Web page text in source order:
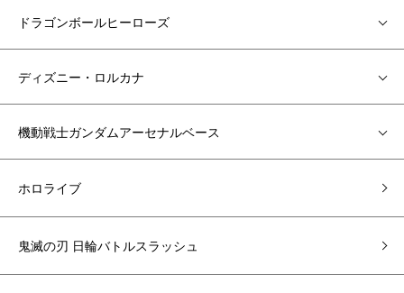
ドラゴンボールヒーローズ
ディズニー・ロルカナ
機動戦士ガンダムアーセナルベース
ホロライブ
鬼滅の刃 日輪バトルスラッシュ